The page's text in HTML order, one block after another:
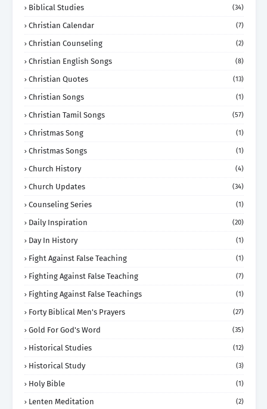
Biblical Studies (34)
Christian Calendar (7)
Christian Counseling (2)
Christian English Songs (8)
Christian Quotes (13)
Christian Songs (1)
Christian Tamil Songs (57)
Christmas Song (1)
Christmas Songs (1)
Church History (4)
Church Updates (34)
Counseling Series (1)
Daily Inspiration (20)
Day In History (1)
Fight Against False Teaching (1)
Fighting Against False Teaching (7)
Fighting Against False Teachings (1)
Forty Biblical Men's Prayers (27)
Gold For God's Word (35)
Historical Studies (12)
Historical Study (3)
Holy Bible (1)
Lenten Meditation (2)